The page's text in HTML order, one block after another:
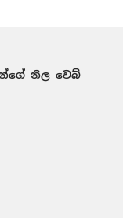
නිල වෙබ්